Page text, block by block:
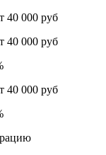
40 000 руб
40 000 руб
40 000 руб